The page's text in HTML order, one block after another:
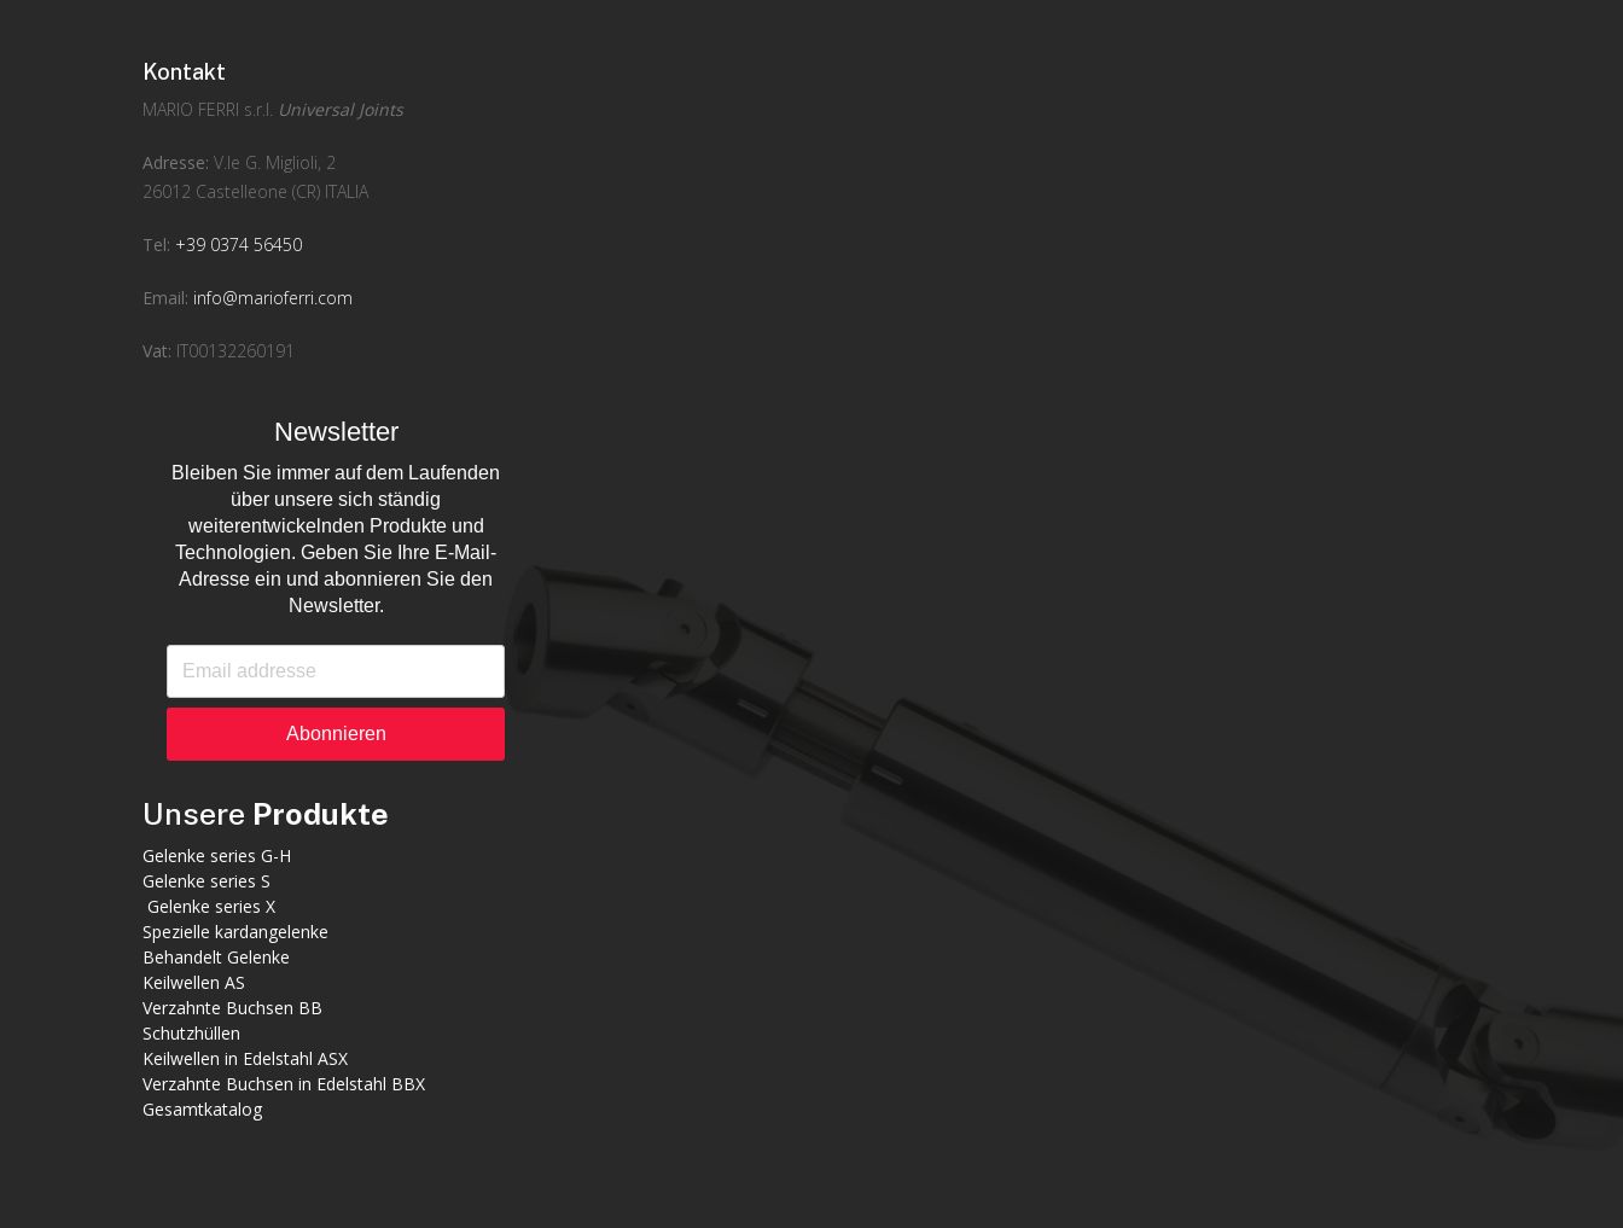
Kontakt
MARIO FERRI s.r.l. Universal Joints
Adresse: V.le G. Miglioli, 2
26012 Castelleone (CR) ITALIA
Tel: +39 0374 56450
Email: info@marioferri.com
Vat: IT00132260191
Newsletter
Bleiben Sie immer auf dem Laufenden
über unsere sich ständig
weiterentwickelnden Produkte und
Technologien. Geben Sie Ihre E-Mail-
Adresse ein und abonnieren Sie den
Newsletter.
Abonnieren
Unsere Produkte
Gelenke series G-H
Gelenke series S
Gelenke series X
Spezielle kardangelenke
Behandelt Gelenke
Keilwellen AS
Verzahnte Buchsen BB
Schutzhüllen
Keilwellen in Edelstahl ASX
Verzahnte Buchsen in Edelstahl BBX
Gesamtkatalog